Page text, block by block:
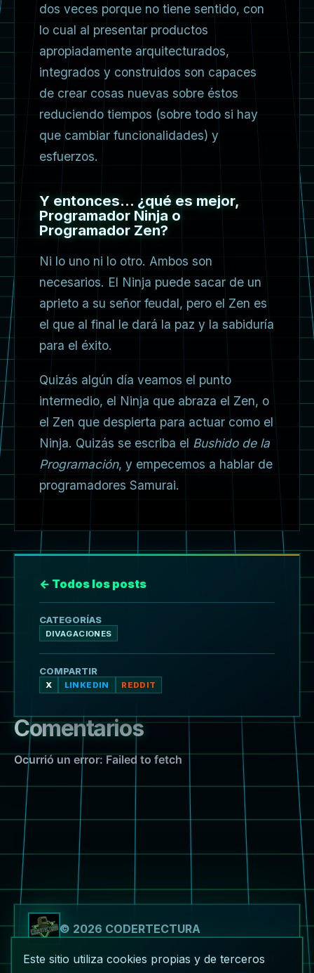
← Todos los posts
CATEGORÍAS
DIVAGACIONES
COMPARTIR
X LINKEDIN REDDIT
dos veces porque no tiene sentido, con
lo cual al presentar productos
apropiadamente arquitecturados,
integrados y construidos son capaces
de crear cosas nuevas sobre éstos
reduciendo tiempos (sobre todo si hay
que cambiar funcionalidades) y
esfuerzos.
Y entonces… ¿qué es mejor,
Programador Ninja o
Programador Zen?
Ni lo uno ni lo otro. Ambos son
necesarios. El Ninja puede sacar de un
aprieto a su señor feudal, pero el Zen es
el que al final le dará la paz y la sabiduría
para el éxito.
Quizás algún día veamos el punto
intermedio, el Ninja que abraza el Zen, o
el Zen que despierta para actuar como el
Ninja. Quizás se escriba el Bushido de la
Programación, y empecemos a hablar de
programadores Samurai.
Comentarios
Este sitio utiliza cookies propias y de terceros
© 2026 CODERTECTURA
Blog de comunidad técnica sobre arquitectura